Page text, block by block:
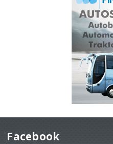
Facebook